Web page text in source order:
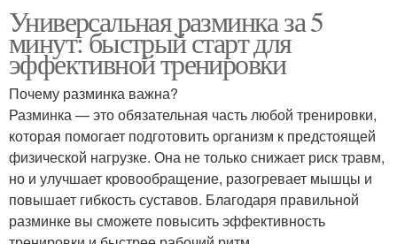
Универсальная разминка за 5
минут: быстрый старт для
эффективной тренировки
Почему разминка важна?
Разминка — это обязательная часть любой тренировки,
которая помогает подготовить организм к предстоящей
физической нагрузке. Она не только снижает риск травм,
но и улучшает кровообращение, разогревает мышцы и
повышает гибкость суставов. Благодаря правильной
разминке вы сможете повысить эффективность